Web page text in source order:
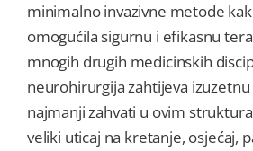
minimalno invazivne metode
omogućila sigurnu i efikasnu
mnogih drugih medicinskih
neurohirurgija zahtijeva
najmanji zahvati u ovim
veliki uticaj na kretanje, osjećaj,